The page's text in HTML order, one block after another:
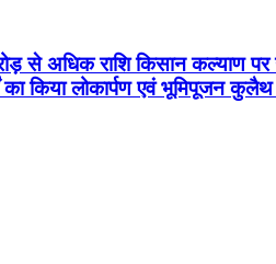
से अधिक राशि किसान कल्याण पर
किया लोकार्पण एवं भूमिपूजन कुलैथ